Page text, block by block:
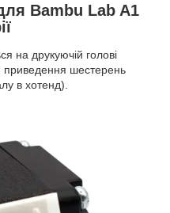
Bambu Lab A1
на друкуючій голові
приведення шестерень
в хотенд).